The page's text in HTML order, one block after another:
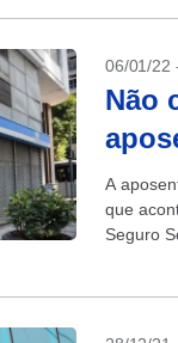
06/01/22
Não
A
que
Seguro